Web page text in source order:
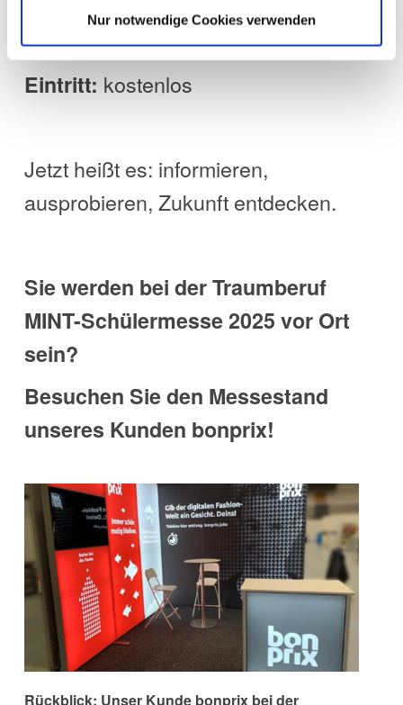
Nur notwendige Cookies verwenden
55, Hamburg
Zeit:9:00–15:00 Uhr
Eintritt: kostenlos
Jetzt heißt es: informieren,
ausprobieren, Zukunft entdecken.
Sie werden bei derTraumberuf
MINT-Schülermesse 2025 vor Ort
sein?
Besuchen Sie den Messestand
unseres Kunden bonprix!
Rückblick: Unser Kunde bonprix bei der